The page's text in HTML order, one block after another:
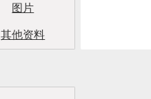
图片
其他资料